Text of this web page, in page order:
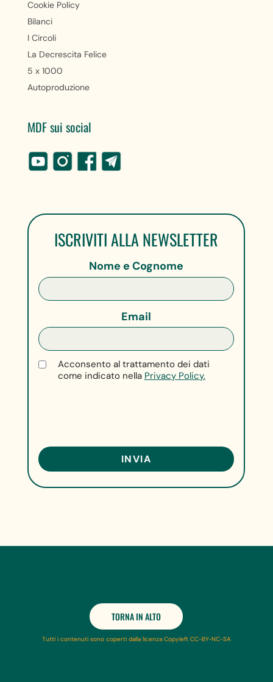
Cookie Policy
Bilanci
I Circoli
La Decrescita Felice
5 x 1000
Autoproduzione
MDF sui social
ISCRIVITI ALLA NEWSLETTER
Nome e Cognome
Email
Acconsento al trattamento dei dati
come indicato nella Privacy Policy.
TORNA IN ALTO
Tutti i contenuti sono coperti dalla licenza Copyleft CC-BY-NC-SA